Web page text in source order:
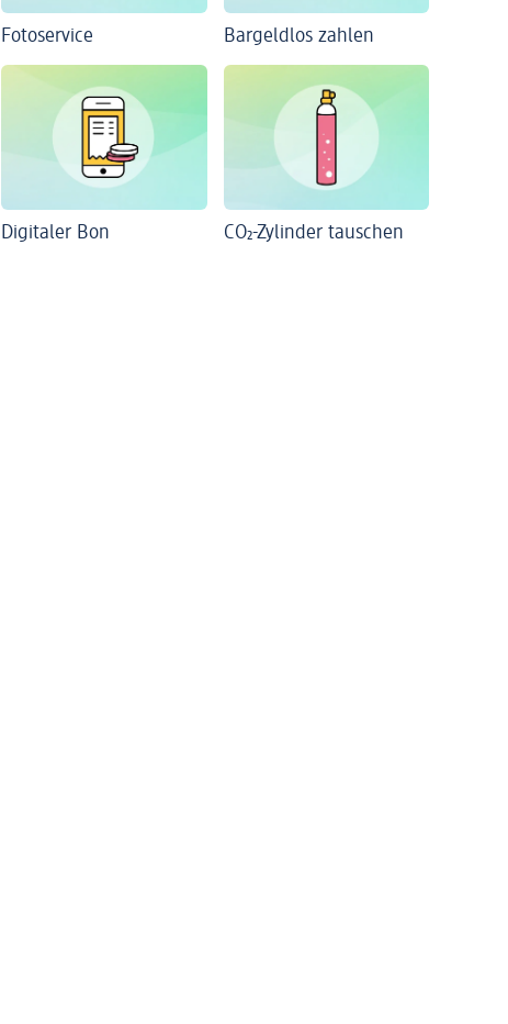
Fotoservice Bargeldlos zahlen
Digitaler Bon CO₂-Zylinder tauschen